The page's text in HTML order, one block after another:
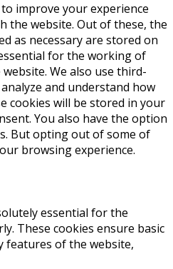
improve your experience
the website. Out of these, the
as necessary are stored on
for the working of
We also use third-
and understand how
cookies will be stored in your
You also have the option
But opting out of some of
browsing experience.
essential for the
These cookies ensure basic
features of the website,